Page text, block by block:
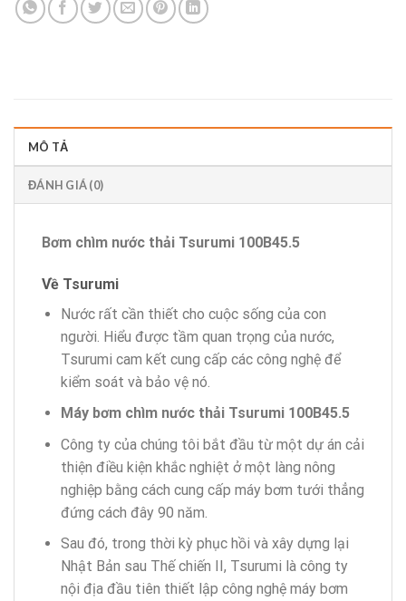
MÔ TẢ
ĐÁNH GIÁ (0)
Bơm chìm nước thải Tsurumi 100B45.5
Về Tsurumi
Nước rất cần thiết cho cuộc sống của con
người. Hiểu được tầm quan trọng của nước,
Tsurumi cam kết cung cấp các công nghệ để
kiểm soát và bảo vệ nó.
Máy bơm chìm nước thải Tsurumi 100B45.5
Công ty của chúng tôi bắt đầu từ một dự án cải
thiện điều kiện khắc nghiệt ở một làng nông
nghiệp bằng cách cung cấp máy bơm tưới thẳng
đứng cách đây 90 năm.
Sau đó, trong thời kỳ phục hồi và xây dựng lại
Nhật Bản sau Thế chiến II, Tsurumi là công ty
nội địa đầu tiên thiết lập công nghệ máy bơm